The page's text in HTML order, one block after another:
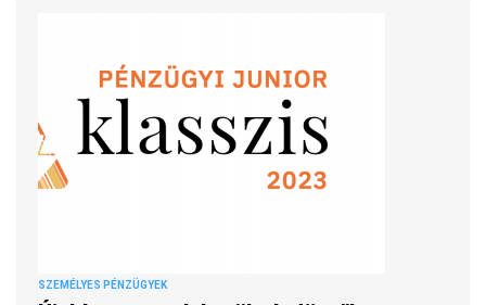
SZEMÉLYES PÉNZÜGYEK